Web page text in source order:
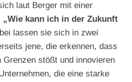
laut Berger mit einer
„Wie kann ich in der Zukunft
lassen sie sich in zwei
jene, die erkennen, dass
stößt und innovieren
die eine starke